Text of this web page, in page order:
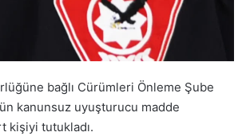
bağlı Cürümleri Önleme Şube
kanunsuz uyuşturucu madde
kişiyi tutukladı.